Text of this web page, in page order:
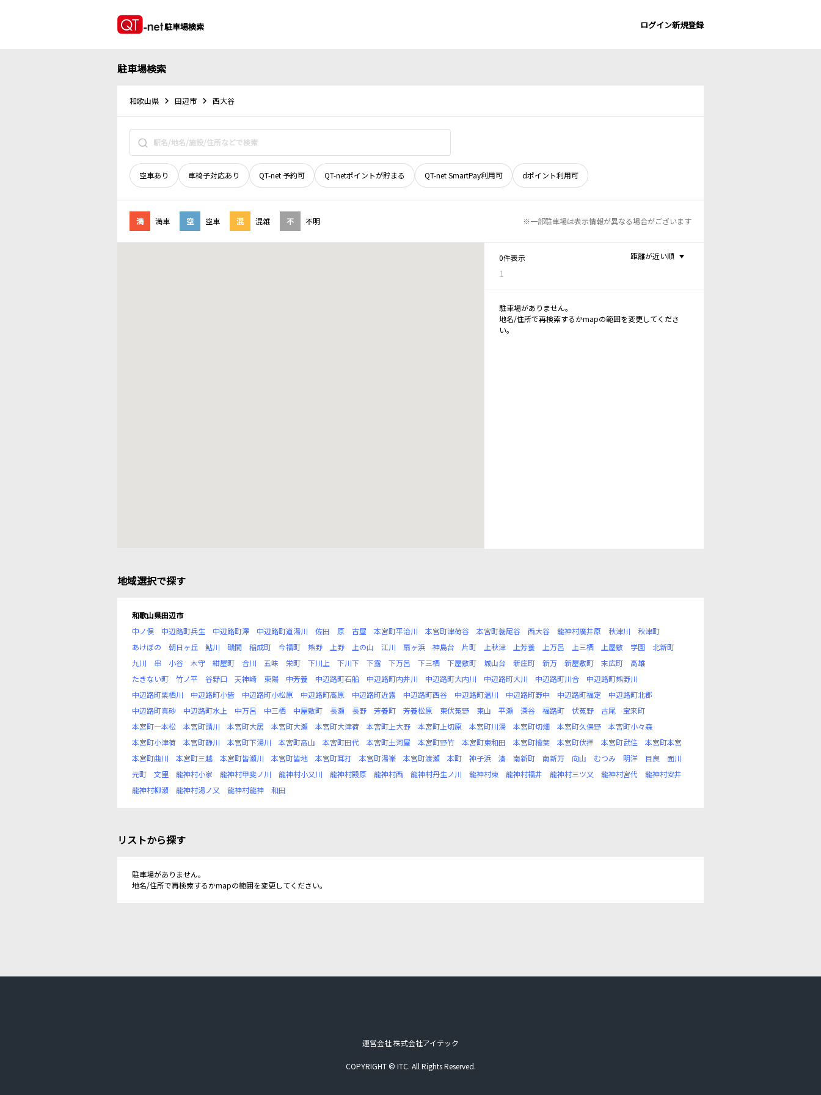
駐車場検索 ログイン新規登録
駐車場検索
和歌山県 田辺市 西大谷
空車あり 車椅子対応あり QT-net 予約可 QT-netポイントが貯まる QT-net SmartPay利用可 dポイント利用可
満 満車 空 空車 混 混雑 不 不明 ※一部駐車場は表示情報が異なる場合がございます
0件表示
1
距離が近い順
駐車場がありません。
地名/住所で再検索するかmapの範囲を変更してくださ
い。
地域選択で探す
和歌山県田辺市
中ノ俣
中辺路町兵生 中辺路町澤 中辺路町道湯川 佐田 原 古屋 本宮町平治川 本宮町津荷谷 本宮町蓑尾谷 西大谷 龍神村廣井原 秋津川
秋津町
あけぼの
朝日ヶ丘 鮎川 磯間 稲成町 今福町 熊野 上野 上の山 江川 扇ヶ浜 神島台 片町 上秋津 上芳養 上万呂 上三栖 上屋敷 学園
北新町
九川
串 小谷 木守 紺屋町 合川 五味 栄町 下川上 下川下 下露 下万呂 下三栖 下屋敷町 城山台 新庄町 新万 新屋敷町 末広町
高雄
たきない町
竹ノ平 谷野口 天神崎 東陽 中芳養 中辺路町石船 中辺路町内井川 中辺路町大内川 中辺路町大川 中辺路町川合
中辺路町熊野川
中辺路町栗栖川
中辺路町小皆 中辺路町小松原 中辺路町高原 中辺路町近露 中辺路町西谷 中辺路町温川 中辺路町野中 中辺路町福定
中辺路町北郡
中辺路町真砂
中辺路町水上 中万呂 中三栖 中屋敷町 長瀬 長野 芳養町 芳養松原 東伏菟野 東山 平瀬 深谷 福路町 伏菟野 古尾
宝来町
本宮町一本松
本宮町請川 本宮町大居 本宮町大瀬 本宮町大津荷 本宮町上大野 本宮町上切原 本宮町川湯 本宮町切畑 本宮町久保野
本宮町小々森
本宮町小津荷
本宮町静川 本宮町下湯川 本宮町高山 本宮町田代 本宮町土河屋 本宮町野竹 本宮町東和田 本宮町檜葉 本宮町伏拝 本宮町武住
本宮町本宮
本宮町曲川
本宮町三越 本宮町皆瀬川 本宮町皆地 本宮町耳打 本宮町湯峯 本宮町渡瀬 本町 神子浜 湊 南新町 南新万 向山 むつみ 明洋 目良
面川
元町
文里 龍神村小家 龍神村甲斐ノ川 龍神村小又川 龍神村殿原 龍神村西 龍神村丹生ノ川 龍神村東 龍神村福井 龍神村三ツ又 龍神村宮代
龍神村安井
龍神村柳瀬
龍神村湯ノ又 龍神村龍神 和田
リストから探す
駐車場がありません。
地名/住所で再検索するかmapの範囲を変更してください。
運営会社 株式会社アイテック
COPYRIGHT © ITC. All Rights Reserved.